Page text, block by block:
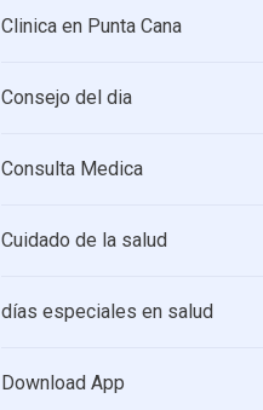
Clinica en Punta Cana
Consejo del dia
Consulta Medica
Cuidado de la salud
días especiales en salud
Download App